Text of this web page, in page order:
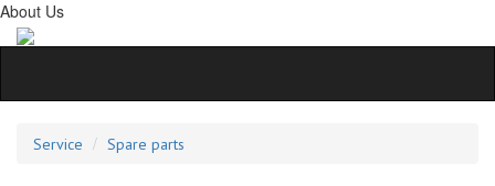
About Us
Service Spare parts